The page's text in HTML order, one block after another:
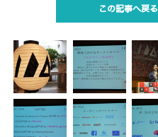
この記事へ戻る